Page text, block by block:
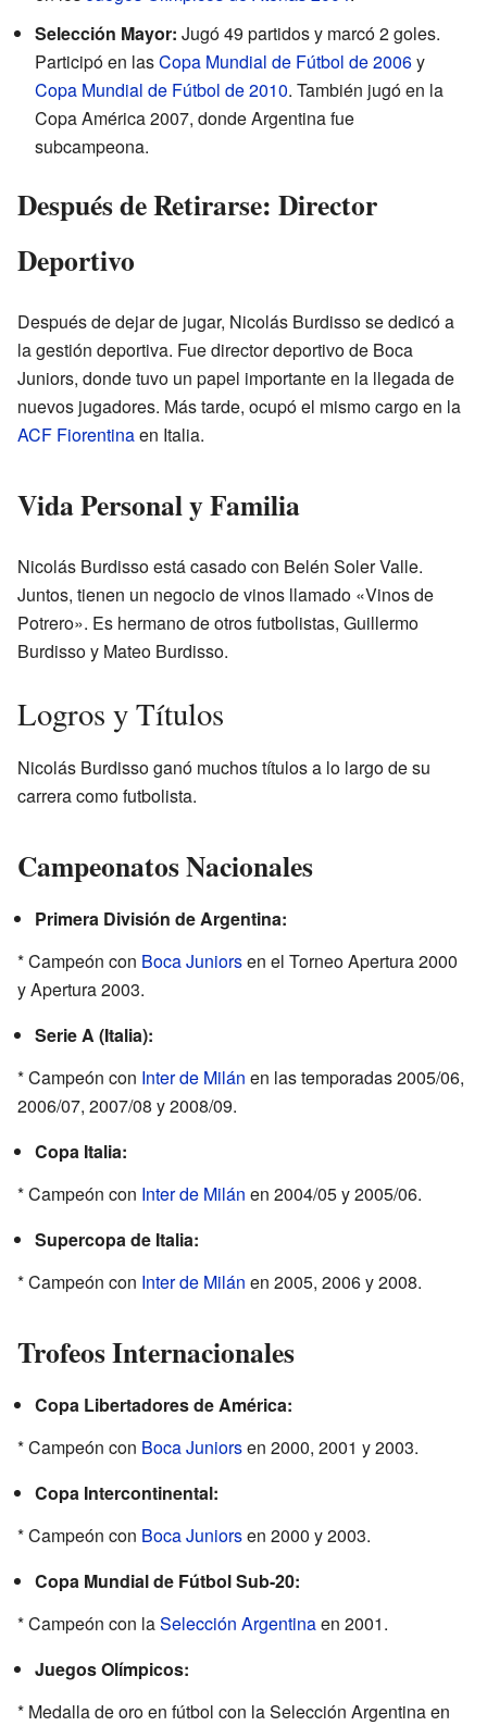
Selección Mayor: Jugó 49 partidos y marcó 2 goles.
Participó en lasCopa Mundial de Fútbol de 2006y
Copa Mundial de Fútbol de 2010. También jugó en la
Copa América 2007, donde Argentina fue
subcampeona.
Después de Retirarse: Director
Deportivo
Después de dejar de jugar, Nicolás Burdisso se dedicó a
la gestión deportiva. Fue director deportivo de Boca
Juniors, donde tuvo un papel importante en la llegada de
nuevos jugadores. Más tarde, ocupó el mismo cargo en la
ACF Fiorentinaen Italia.
Vida Personal y Familia
Nicolás Burdisso está casado con Belén Soler Valle.
Juntos, tienen un negocio de vinos llamado «Vinos de
Potrero». Es hermano de otros futbolistas, Guillermo
Burdisso y Mateo Burdisso.
Logros y Títulos
Nicolás Burdisso ganó muchos títulos a lo largo de su
carrera como futbolista.
Campeonatos Nacionales
Primera División de Argentina:
* Campeón con Boca Juniorsen el Torneo Apertura 2000
y Apertura 2003.
Serie A (Italia):
* Campeón con Inter de Milán en las temporadas 2005/06,
2006/07, 2007/08 y 2008/09.
Copa Italia:
* Campeón con Inter de Milán en 2004/05 y 2005/06.
Supercopa de Italia:
* Campeón con Inter de Milán en 2005, 2006 y 2008.
Trofeos Internacionales
Copa Libertadores de América:
* Campeón con Boca Juniorsen 2000, 2001 y 2003.
Copa Intercontinental:
* Campeón con Boca Juniorsen 2000 y 2003.
Copa Mundial de Fútbol Sub-20:
* Campeón con laSelección Argentinaen 2001.
Juegos Olímpicos:
* Medalla de oro en fútbol con la Selección Argentina en